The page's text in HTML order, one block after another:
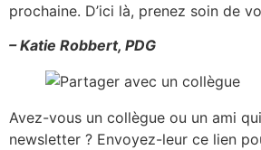
prochaine. D’ici là, prenez soin de
– Katie Robbert, PDG
Avez-vous un collègue ou un ami
newsletter ? Envoyez-leur ce lien